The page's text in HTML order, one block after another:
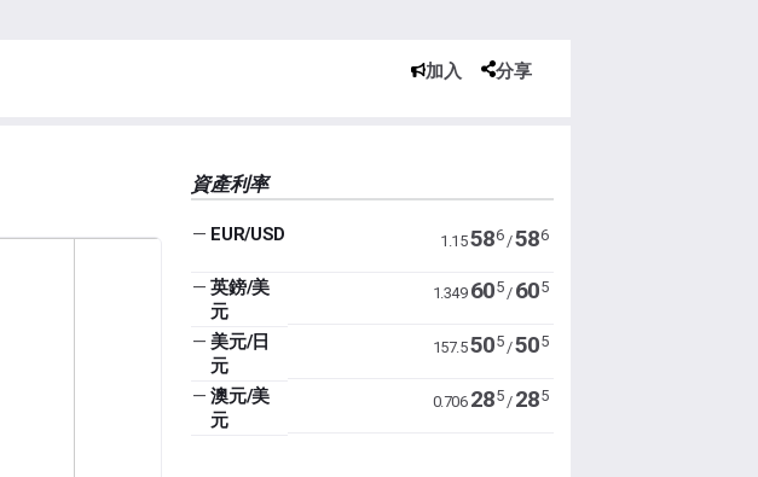
分享
加入
資產利率
— EUR/USD 1.15586/586
— 英鎊/美
元
1.349 605/ 605
— 美元/日
元
157.5505/505
— 澳元/美
元
0.706 285/ 285